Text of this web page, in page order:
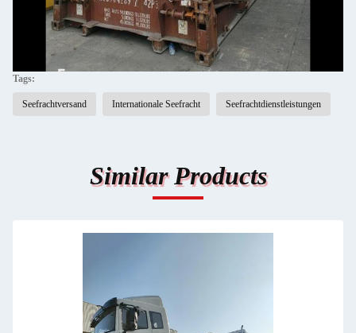
Tags:
Seefrachtversand Internationale Seefracht Seefrachtdienstleistungen
Similar Products